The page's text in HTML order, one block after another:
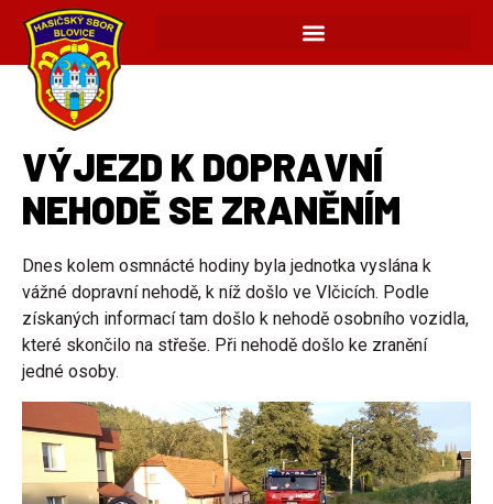
VÝJEZD K DOPRAVNÍ
NEHODĚ SE ZRANĚNÍM
Dnes kolem osmnácté hodiny byla jednotka vyslána k
vážné dopravní nehodě, k níž došlo ve Vlčicích. Podle
získaných informací tam došlo k nehodě osobního vozidla,
které skončilo na střeše. Při nehodě došlo ke zranění
jedné osoby.